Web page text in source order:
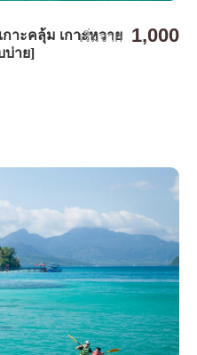
กาะคลุ้ม เกาะหวาย
บ่าย]
เริ่มจาก 1,000